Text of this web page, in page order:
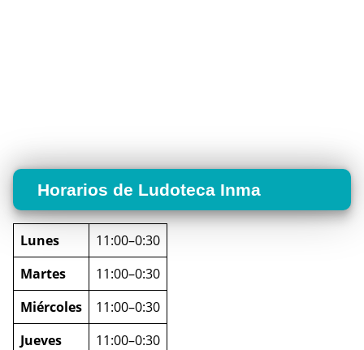
Horarios de Ludoteca Inma
Lunes
11:00–0:30
Martes
11:00–0:30
Miércoles
11:00–0:30
Jueves
11:00–0:30